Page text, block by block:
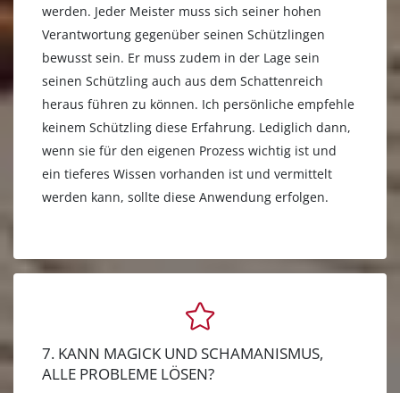
werden. Jeder Meister muss sich seiner hohen
Verantwortung gegenüber seinen Schützlingen
bewusst sein. Er muss zudem in der Lage sein
seinen Schützling auch aus dem Schattenreich
heraus führen zu können. Ich persönliche empfehle
keinem Schützling diese Erfahrung. Lediglich dann,
wenn sie für den eigenen Prozess wichtig ist und
ein tieferes Wissen vorhanden ist und vermittelt
werden kann, sollte diese Anwendung erfolgen.
7. KANN MAGICK UND SCHAMANISMUS,
ALLE PROBLEME LÖSEN?